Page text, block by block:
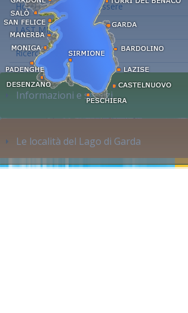
Hotel con centro benessere
LAST MINUTE
Ricerca alloggi...
Informazioni e servizi
Le località del Lago di Garda